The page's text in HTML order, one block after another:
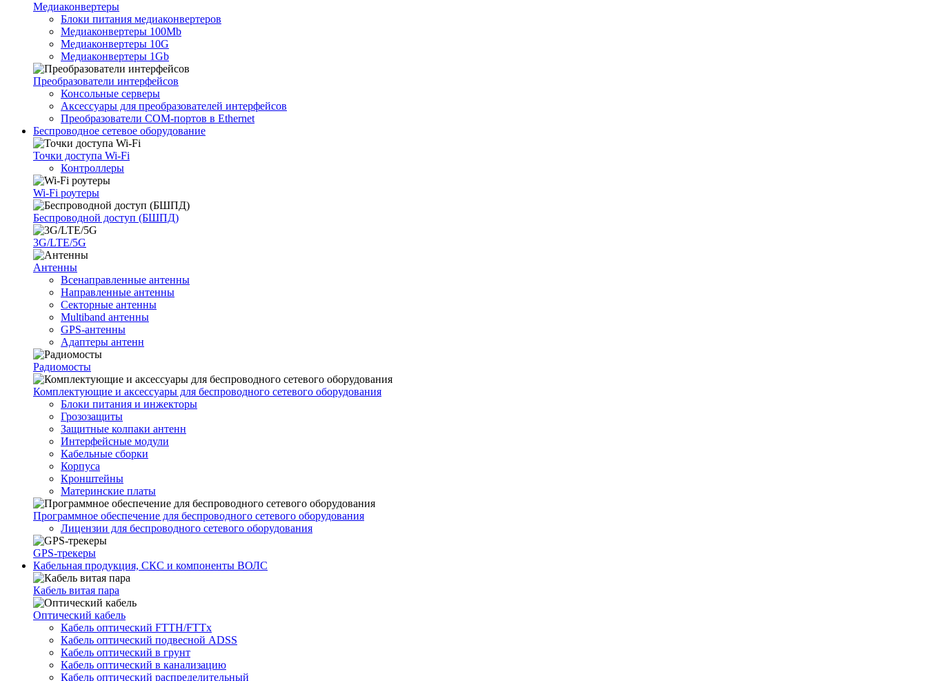
Медиаконвертеры
Блоки питания медиаконвертеров
Медиаконвертеры 100Mb
Медиаконвертеры 10G
Медиаконвертеры 1Gb
Преобразователи интерфейсов
Консольные серверы
Аксессуары для преобразователей интерфейсов
Преобразователи COM-портов в Ethernet
Беспроводное сетевое оборудование
Точки доступа Wi-Fi
Контроллеры
Wi-Fi роутеры
Беспроводной доступ (БШПД)
3G/LTE/5G
Антенны
Всенаправленные антенны
Направленные антенны
Секторные антенны
Multiband антенны
GPS-антенны
Адаптеры антенн
Радиомосты
Комплектующие и аксессуары для беспроводного сетевого оборудования
Блоки питания и инжекторы
Грозозащиты
Защитные колпаки антенн
Интерфейсные модули
Кабельные сборки
Корпуса
Кронштейны
Материнские платы
Программное обеспечение для беспроводного сетевого оборудования
Лицензии для беспроводного сетевого оборудования
GPS-трекеры
Кабельная продукция, СКС и компоненты ВОЛС
Кабель витая пара
Оптический кабель
Кабель оптический FTTH/FTTx
Кабель оптический подвесной ADSS
Кабель оптический в грунт
Кабель оптический в канализацию
Кабель оптический распределительный